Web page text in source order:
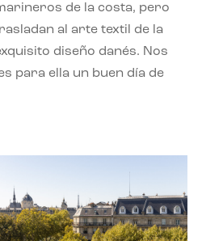
de la costa, pero
al arte textil de la
diseño danés. Nos
para ella un buen día de